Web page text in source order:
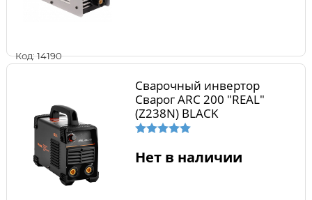
Код: 14190
Сварочный инвертор
Сварог ARC 200 "REAL"
(Z238N) BLACK
Нет в наличии